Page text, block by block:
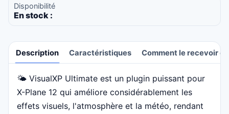
Disponibilité
En stock :
Description Caractéristiques Comment le recevoir
Description
🌤️ VisualXP Ultimate est un plugin puissant pour
X-Plane 12 qui améliore considérablement les
effets visuels, l'atmosphère et la météo, rendant